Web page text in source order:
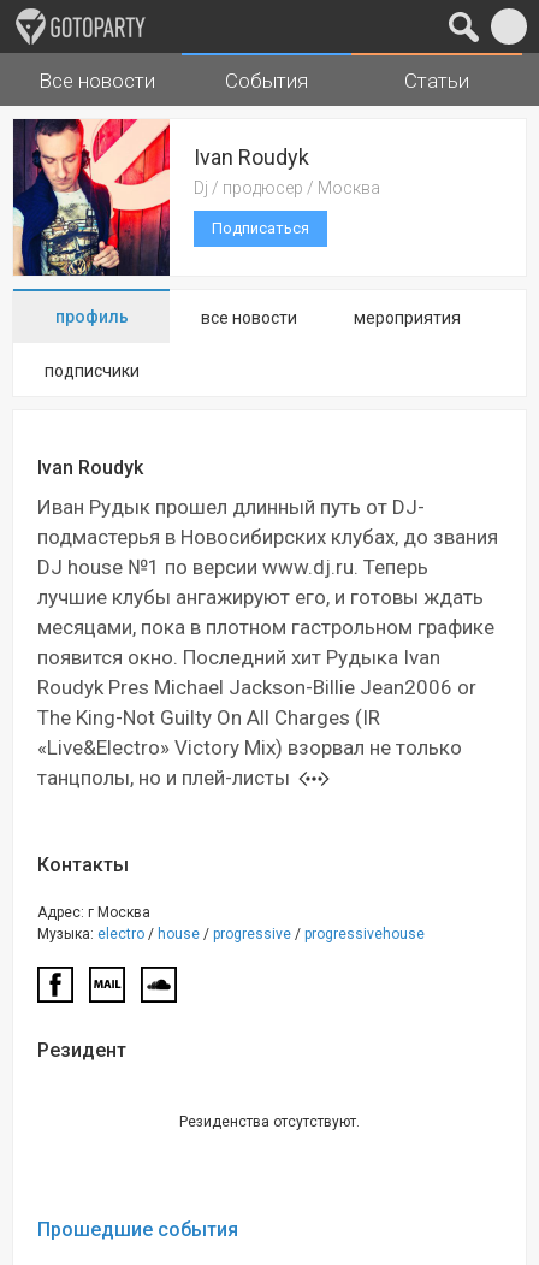
Города Музыка
Все новости События Статьи
Ivan Roudyk
Dj / продюсер / Москва
Подписаться
профиль все новости мероприятия
подписчики
Ivan Roudyk
Иван Рудык прошел длинный путь от DJ-
подмастерья в Новосибирских клубах, до звания
DJ house №1 по версии www.dj.ru. Теперь
лучшие клубы ангажируют его, и готовы ждать
месяцами, пока в плотном гастрольном графике
появится окно. Последний хит Рудыка Ivan
Roudyk Pres Michael Jackson-Billie Jean2006 or
The King-Not Guilty On All Charges (IR
«Live&Electro» Victory Mix) взорвал не только
танцполы, но и плей-листы
Контакты
Адрес: г Москва
Музыка: electro / house / progressive / progressivehouse
Резидент
Резиденства отсутствуют.
Прошедшие события